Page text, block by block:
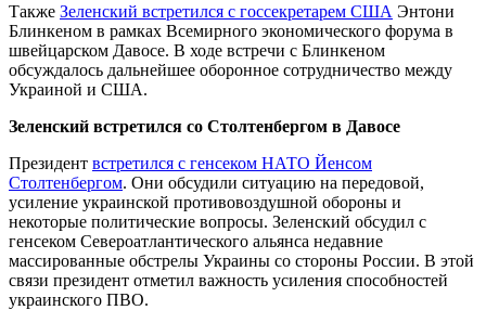
Также Зеленский встретился с госсекретарем США Энтони
Блинкеном в рамках Всемирного экономического форума в
швейцарском Давосе. В ходе встречи с Блинкеном
обсуждалось дальнейшее оборонное сотрудничество между
Украиной и США.
Зеленский встретился со Столтенбергом в Давосе
Президент встретился с генсеком НАТО Йенсом
Столтенбергом. Они обсудили ситуацию на передовой,
усиление украинской противовоздушной обороны и
некоторые политические вопросы. Зеленский обсудил с
генсеком Североатлантического альянса недавние
массированные обстрелы Украины со стороны России. В этой
связи президент отметил важность усиления способностей
украинского ПВО.